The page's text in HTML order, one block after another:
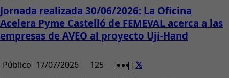
Jornada realizada 30/06/2026: La Oficina
Acelera Pyme Castelló de FEMEVAL acerca a las
empresas de AVEO al proyecto Uji-Hand
Público 17/07/2026 125 | |